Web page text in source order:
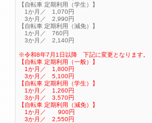
【自転車 定期利用（学生）】
1か月／ 1,070円
3か月／ 2,990円
【自転車 定期利用（減免）】
1か月／ 760円
3か月／ 2,140円
※令和8年7月1日以降 下記に変更となります。
【自転車 定期利用（一般）】
1か月／ 1,800円
3か月／ 5,100円
【自転車 定期利用（学生）】
1か月／ 1,260円
3か月／ 3,570円
【自転車 定期利用（減免）】
1か月／ 900円
3か月／ 2,550円